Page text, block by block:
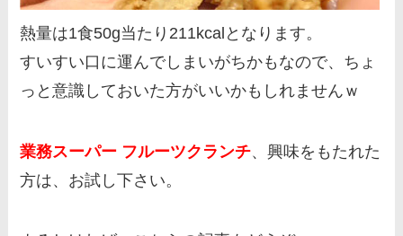
熱量は1食50g当たり211kcalとなります。
すいすい口に運んでしまいがちかもなので、ちょ
っと意識しておいた方がいいかもしれませんｗ
業務スーパー フルーツクランチ、興味をもたれた
方は、お試し下さい。